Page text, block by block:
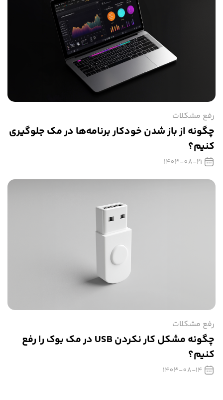
رفع مشکلات
چگونه از باز شدن خودکار برنامه‌ها در مک جلوگیری
کنیم؟
1403-08-21
رفع مشکلات
چگونه مشکل کار نکردن USB در مک بوک را رفع
کنیم؟
1403-08-14